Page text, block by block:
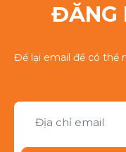
ĐĂNG
Để lại email để có thể